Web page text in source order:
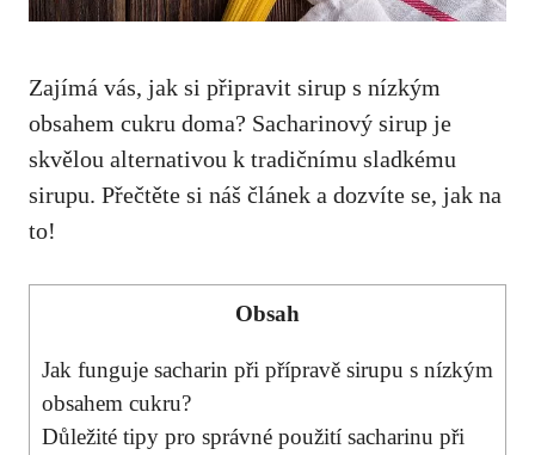
Zajímá vás, jak⁣ si připravit sirup‍ s nízkým
‌obsahem ​cukru doma? Sacharinový sirup je
skvělou alternativou k tradičnímu sladkému
sirupu. Přečtěte ⁤si náš článek ⁣a dozvíte se, jak⁤ na
to!
Obsah
Jak funguje sacharin při přípravě sirupu s nízkým
obsahem cukru?
Důležité tipy pro správné ‌použití⁢ sacharinu při